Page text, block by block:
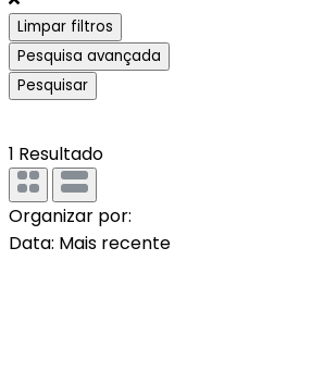
Limpar filtros
Pesquisa avançada
Pesquisar
1 Resultado
Organizar por:
Data: Mais recente